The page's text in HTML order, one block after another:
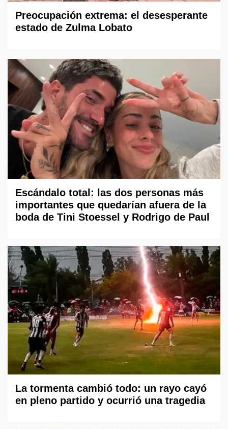
Preocupación extrema: el desesperante
estado de Zulma Lobato
Escándalo total: las dos personas más
importantes que quedarían afuera de la
boda de Tini Stoessel y Rodrigo de Paul
La tormenta cambió todo: un rayo cayó
en pleno partido y ocurrió una tragedia